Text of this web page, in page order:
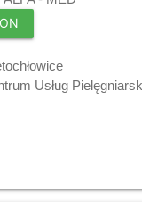
Usług